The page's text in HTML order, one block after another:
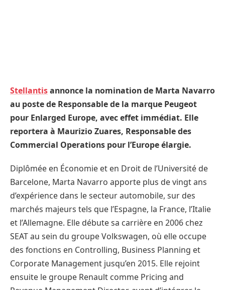
Stellantisannonce la nomination de Marta Navarro
au poste de Responsable de la marque Peugeot
pour Enlarged Europe, avec effet immédiat. Elle
reportera à Maurizio Zuares, Responsable des
Commercial Operations pour l’Europe élargie.
Diplômée en Économie et en Droit de l’Université de
Barcelone, Marta Navarro apporte plus de vingt ans
d’expérience dans le secteur automobile, sur des
marchés majeurs tels que l’Espagne, la France, l’Italie
et l’Allemagne. Elle débute sa carrière en 2006 chez
SEAT au sein du groupe Volkswagen, où elle occupe
des fonctions en Controlling, Business Planning et
Corporate Management jusqu’en 2015. Elle rejoint
ensuite le groupe Renault comme Pricing and